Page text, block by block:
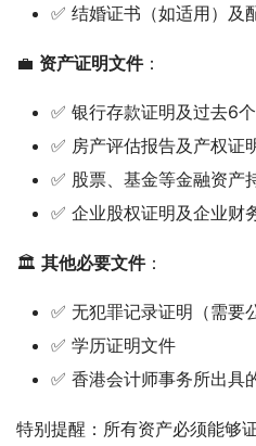
✅ 结婚证书（如适用）及
💼 资产证明文件：
✅ 银行存款证明及过去6
✅ 房产评估报告及产权证
✅ 股票、基金等金融资产
✅ 企业股权证明及企业财
🏛️ 其他必要文件：
✅ 无犯罪记录证明（需要
✅ 学历证明文件
✅ 香港会计师事务所出具
特别提醒：所有资产必须能够